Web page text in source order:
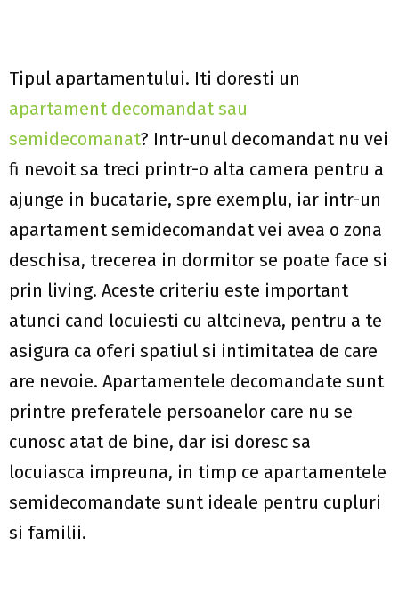
Tipul apartamentului. Iti doresti un
apartament decomandat sau
semidecomanat? Intr-unul decomandat nu vei
fi nevoit sa treci printr-o alta camera pentru a
ajunge in bucatarie, spre exemplu, iar intr-un
apartament semidecomandat vei avea o zona
deschisa, trecerea in dormitor se poate face si
prin living. Aceste criteriu este important
atunci cand locuiesti cu altcineva, pentru a te
asigura ca oferi spatiul si intimitatea de care
are nevoie. Apartamentele decomandate sunt
printre preferatele persoanelor care nu se
cunosc atat de bine, dar isi doresc sa
locuiasca impreuna, in timp ce apartamentele
semidecomandate sunt ideale pentru cupluri
si familii.